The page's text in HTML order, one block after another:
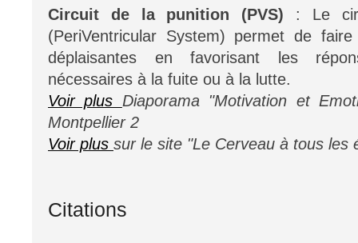
Circuit de la punition (PVS) : Le
(PeriVentricular System) permet de
déplaisantes en favorisant les
nécessaires à la fuite ou à la lutte.
Voir plus Diaporama "Motivation et
Montpellier 2
Voir plus sur le site "Le Cerveau à tous les
Citations